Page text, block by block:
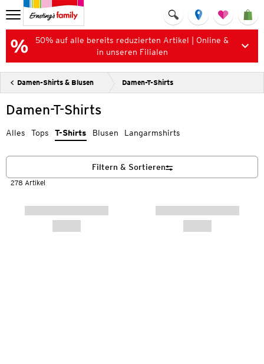
50% auf alle bereits reduzierten Artikel | Online &
in unseren Filialen
Damen-Shirts & Blusen Damen-T-Shirts
Damen-T-Shirts
Alles Tops T-Shirts Blusen Langarmshirts
278 Artikel
Filtern & Sortieren